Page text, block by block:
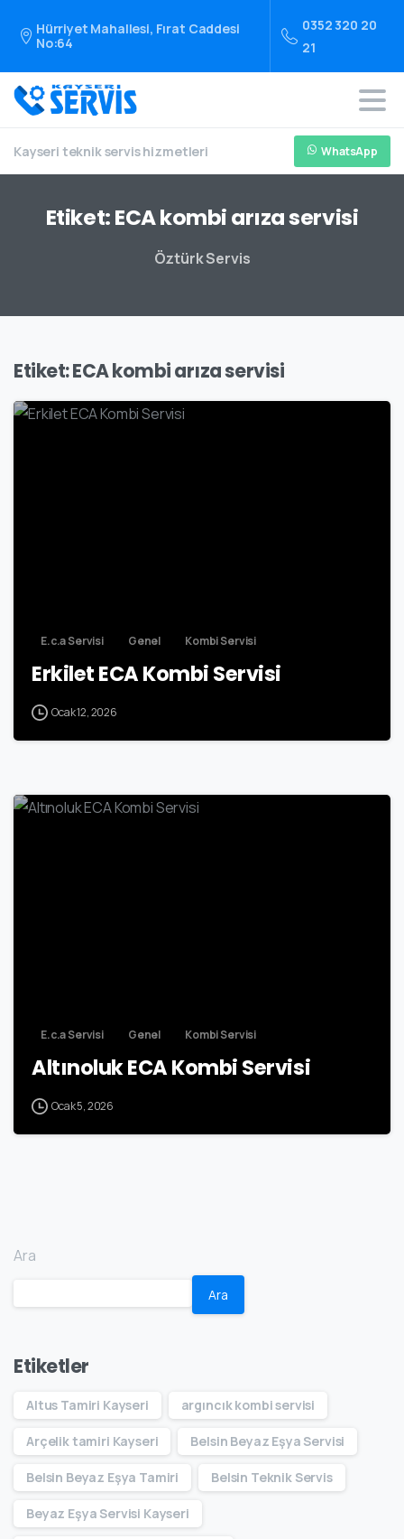
Hürriyet Mahallesi, Fırat Caddesi
No:64
0352 320 20
21
Kayseri teknik servis hizmetleri WhatsApp
Etiket:ECAkombiarızaservisi
Öztürk Servis
Etiket:ECA kombi arıza servisi
E.c.a Servisi Genel Kombi Servisi
Erkilet ECA Kombi Servisi
Ocak 12, 2026
E.c.a Servisi Genel Kombi Servisi
Altınoluk ECA Kombi Servisi
Ocak 5, 2026
Ara
Ara
Etiketler
Altus Tamiri Kayseri argıncık kombi servisi
Arçelik tamiri Kayseri Belsin Beyaz Eşya Servisi
Belsin Beyaz Eşya Tamiri Belsin Teknik Servis
Beyaz Eşya Servisi Kayseri